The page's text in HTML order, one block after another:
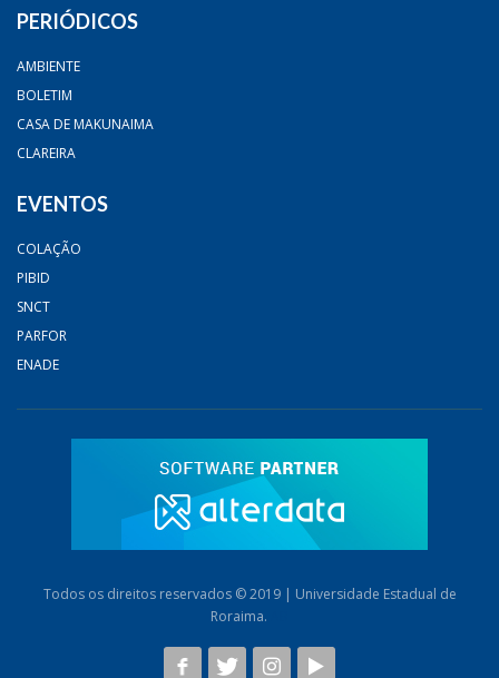
PERIÓDICOS
AMBIENTE
BOLETIM
CASA DE MAKUNAIMA
CLAREIRA
EVENTOS
COLAÇÃO
PIBID
SNCT
PARFOR
ENADE
Todos os direitos reservados © 2019 | Universidade Estadual de
Roraima.